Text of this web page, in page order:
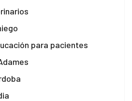
para pacientes